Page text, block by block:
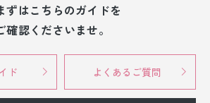
ずはこちらのガイドを
確認くださいませ。
ド よくあるご質問